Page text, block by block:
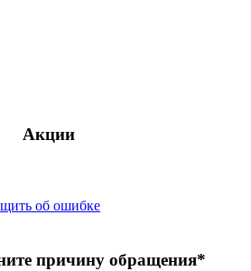
Акции
об ошибке
причину обращения*